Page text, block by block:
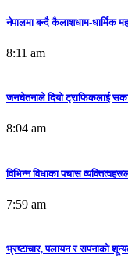
नेपालमा बन्दै कैलाशधाम-धार्मिक
8:11 am
जनचेतनाले दियो ट्राफिकलाई
8:04 am
विभिन्न विधाका पचास
7:59 am
भ्रष्टाचार, पलायन र सपनाको